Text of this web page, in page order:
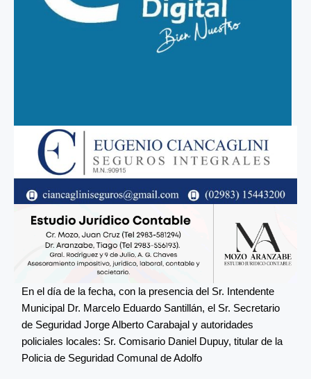
En el día de la fecha, con la presencia del Sr. Intendente
Municipal Dr. Marcelo Eduardo Santillán, el Sr. Secretario
de Seguridad Jorge Alberto Carabajal y autoridades
policiales locales: Sr. Comisario Daniel Dupuy, titular de la
Policia de Seguridad Comunal de Adolfo